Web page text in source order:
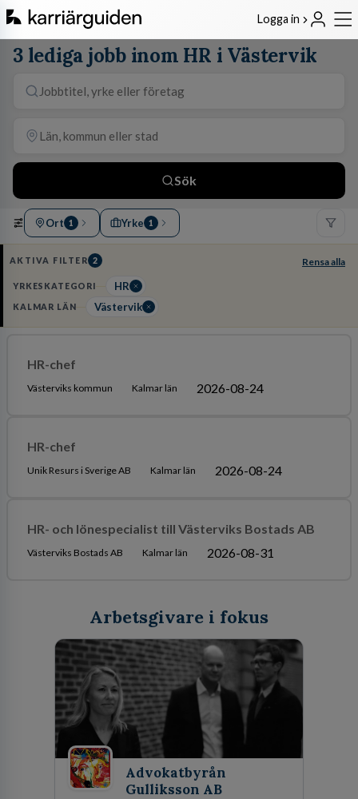
Logga in
3 lediga jobb inom HR i Västervik
Sök
Ort 1 Yrke 1
AKTIVA FILTER 2 Rensa alla
YRKESKATEGORI HR
KALMAR LÄN Västervik
HR-chef
Västerviks kommun Kalmar län 2026-08-24
HR-chef
Unik Resurs i Sverige AB Kalmar län 2026-08-24
HR- och lönespecialist till Västerviks Bostads AB
Västerviks Bostads AB Kalmar län 2026-08-31
Arbetsgivare i fokus
Advokatbyrån
Gulliksson AB